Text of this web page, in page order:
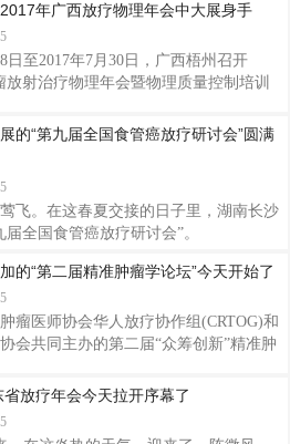
州富瑞医疗科技有限公司(以下简称
”)作为主要参展商出席了此次会议。
年广西放疗物理年会中大展身手
日至2017年7月30日，广西梧州召开
放射治疗物理年会暨物理质量控制培训
技有限公司(下面简称为广州富瑞)作为
商也参加了此次会议。
的“第九届全国食管癌放疗研讨会”圆满
飞。在这春夏交接的日子里，湖南长沙
届全国食管癌放疗研讨会”。
的“第二届精准肿瘤学论坛”今天开始了
瘤医师协会华人放疗协作组(CRTOG)和
会共同主办的第二届“众筹创新”精准肿
鲁能希尔顿酒店召开，会议上有来自美
放疗年会今天拉开序幕了